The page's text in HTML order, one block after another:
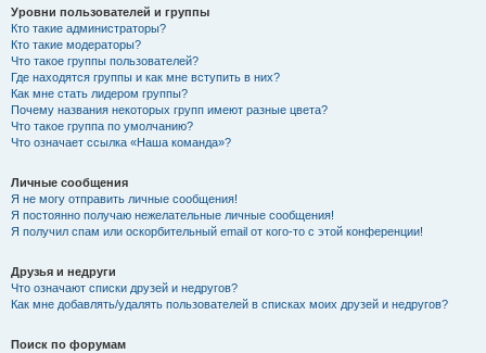
Уровни пользователей и группы
Кто такие администраторы?
Кто такие модераторы?
Что такое группы пользователей?
Где находятся группы и как мне вступить в них?
Как мне стать лидером группы?
Почему названия некоторых групп имеют разные цвета?
Что такое группа по умолчанию?
Что означает ссылка «Наша команда»?
Личные сообщения
Я не могу отправить личные сообщения!
Я постоянно получаю нежелательные личные сообщения!
Я получил спам или оскорбительный email от кого-то с этой конференции!
Друзья и недруги
Что означают списки друзей и недругов?
Как мне добавлять/удалять пользователей в списках моих друзей и недругов?
Поиск по форумам